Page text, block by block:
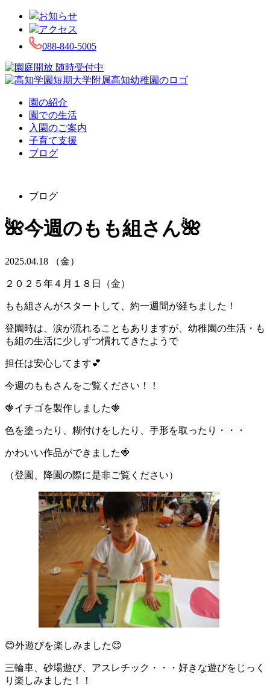
お知らせ
アクセス
088-840-5005
園の紹介
園での生活
入園のご案内
子育て支援
ブログ
ブログ
🌺今週のもも組さん🌺
2025.04.18 （金）
２０２５年４月１８日（金）
もも組さんがスタートして、約一週間が経ちました！
登園時は、涙が流れることもありますが、幼稚園の生活・も
も組の生活に少しずつ慣れてきたようで
担任は安心してます💕
今週のももさんをご覧ください！！
🍓イチゴを製作しました🍓
色を塗ったり、糊付けをしたり、手形を取ったり・・・
かわいい作品ができました🍓
（登園、降園の際に是非ご覧ください）
😊外遊びを楽しみました😊
三輪車、砂場遊び、アスレチック・・・好きな遊びをじっく
り楽しみました！！